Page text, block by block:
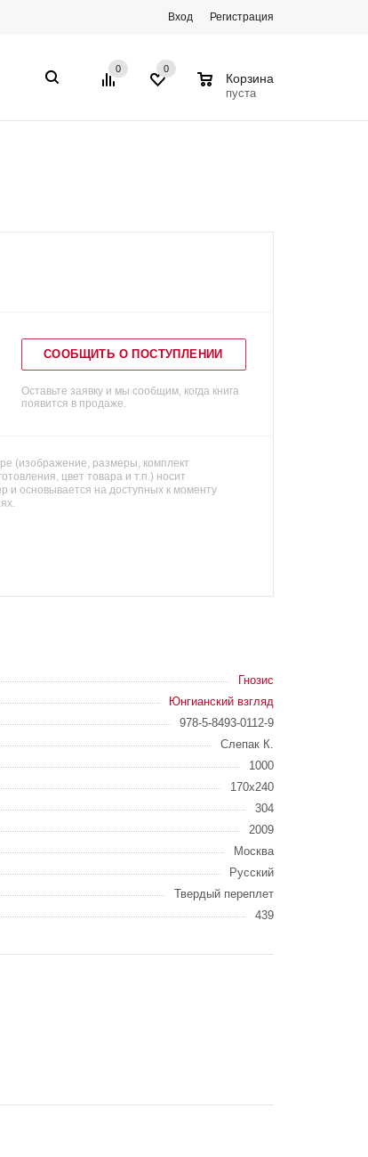
Вход Регистрация
0 0
Корзина
пуста
СООБЩИТЬ О ПОСТУПЛЕНИИ
Оставьте заявку и мы сообщим, когда книга
появится в продаже.
(изображение, размеры, комплект
цвет товара и т.п.) носит
и основывается на доступных к моменту
Гнозис
Юнгианский взгляд
978-5-8493-0112-9
Слепак К.
1000
170х240
304
2009
Москва
Русский
Твердый переплет
439